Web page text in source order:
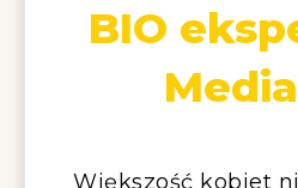
BIO
Większość kobiet